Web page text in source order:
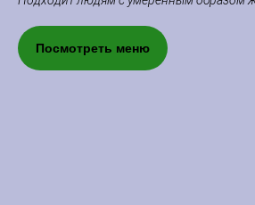
Посмотреть меню